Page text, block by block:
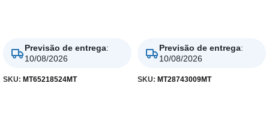
Previsão de entrega:
10/08/2026
SKU: MT65218524MT
Previsão de entrega:
10/08/2026
SKU: MT28743009MT